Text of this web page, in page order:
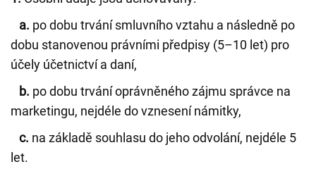
a. po dobu trvání smluvního vztahu a následně po
dobu stanovenou právními předpisy (5–10 let) pro
účely účetnictví a daní,
b. po dobu trvání oprávněného zájmu správce na
marketingu, nejdéle do vznesení námitky,
c. na základě souhlasu do jeho odvolání, nejdéle 5
let.